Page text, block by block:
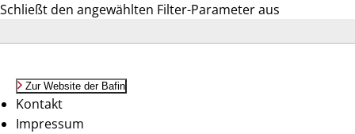
Schließt den angewählten Filter-Parameter aus
Zur Website der Bafin
Kontakt
Impressum